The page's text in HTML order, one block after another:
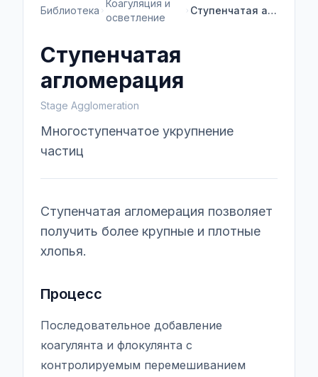
Библиотека
Коагуляция и
осветление
Ступенчатая агломерация
Ступенчатая
агломерация
Stage Agglomeration
Многоступенчатое укрупнение
частиц
Ступенчатая агломерация позволяет
получить более крупные и плотные
хлопья.
Процесс
Последовательное добавление
коагулянта и флокулянта с
контролируемым перемешиванием